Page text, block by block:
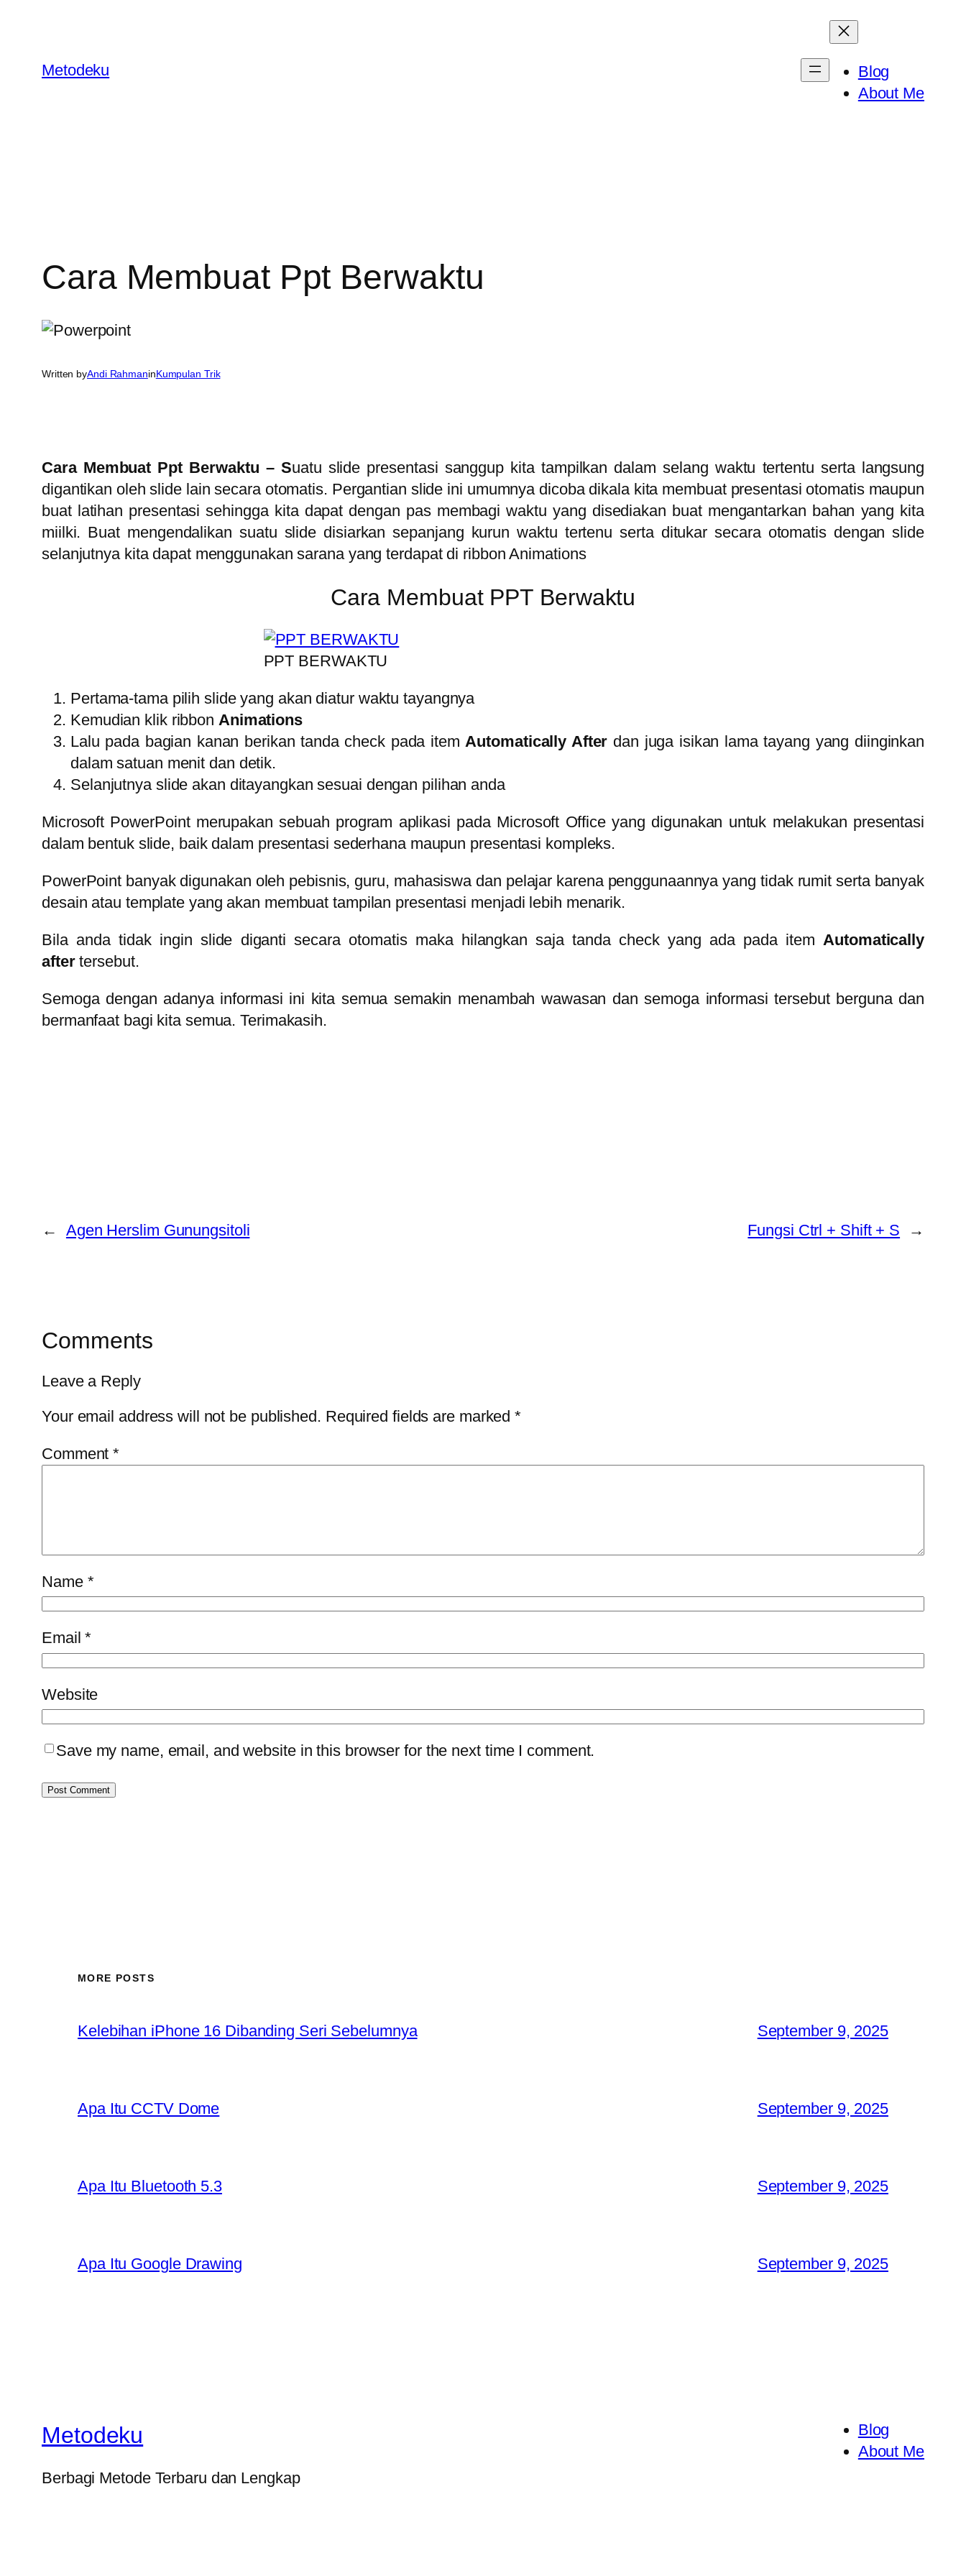
Metodeku
Blog
About Me
Cara Membuat Ppt Berwaktu
Written byAndi RahmaninKumpulan Trik
Cara Membuat Ppt Berwaktu – Suatu slide presentasi sanggup kita tampilkan dalam selang waktu tertentu serta langsung
digantikan oleh slide lain secara otomatis. Pergantian slide ini umumnya dicoba dikala kita membuat presentasi otomatis maupun
buat latihan presentasi sehingga kita dapat dengan pas membagi waktu yang disediakan buat mengantarkan bahan yang kita
miilki. Buat mengendalikan suatu slide disiarkan sepanjang kurun waktu tertenu serta ditukar secara otomatis dengan slide
selanjutnya kita dapat menggunakan sarana yang terdapat di ribbon Animations
Cara Membuat PPT Berwaktu
PPT BERWAKTU
Pertama-tama pilih slide yang akan diatur waktu tayangnya
Kemudian klik ribbon Animations
Lalu pada bagian kanan berikan tanda check pada itemAutomatically After dan juga isikan lama tayang yang diinginkan
dalam satuan menit dan detik.
Selanjutnya slide akan ditayangkan sesuai dengan pilihan anda
Microsoft PowerPoint merupakan sebuah program aplikasi pada Microsoft Office yang digunakan untuk melakukan presentasi
dalam bentuk slide, baik dalam presentasi sederhana maupun presentasi kompleks.
PowerPoint banyak digunakan oleh pebisnis, guru, mahasiswa dan pelajar karena penggunaannya yang tidak rumit serta banyak
desain atau template yang akan membuat tampilan presentasi menjadi lebih menarik.
Bila anda tidak ingin slide diganti secara otomatis maka hilangkan saja tanda check yang ada pada itemAutomatically
aftertersebut.
Semoga dengan adanya informasi ini kita semua semakin menambah wawasan dan semoga informasi tersebut berguna dan
bermanfaat bagi kita semua. Terimakasih.
← Agen Herslim Gunungsitoli Fungsi Ctrl + Shift + S →
Comments
Leave a Reply
Your email address will not be published. Required fields are marked*
Comment*
Name *
Email*
Website
Save my name, email, and website in this browser for the next time I comment.
MORE POSTS
Kelebihan iPhone 16 Dibanding Seri Sebelumnya September 9, 2025
Apa Itu CCTV Dome September 9, 2025
Apa Itu Bluetooth 5.3 September 9, 2025
Apa Itu Google Drawing September 9, 2025
Metodeku
Berbagi Metode Terbaru dan Lengkap
Blog
About Me